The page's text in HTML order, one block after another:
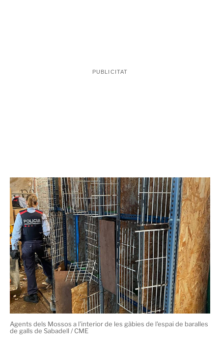
Agents dels Mossos a l'interior de les gàbies de l'espai de baralles
de galls de Sabadell / CME